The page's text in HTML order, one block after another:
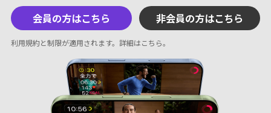
会員の方はこちら 非会員の方はこちら
利用規約と制限が適用されます。 詳細はこちら。